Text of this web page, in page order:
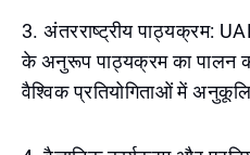
3. अंतरराष्ट्रीय पाठ्यक्रम:
के अनुरूप पाठ्यक्रम का पालन
वैश्विक प्रतियोगिताओं में